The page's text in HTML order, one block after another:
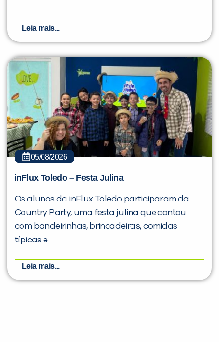
Leia mais...
05/08/2026
inFlux Toledo – Festa Julina
Os alunos da inFlux Toledo participaram da
Country Party, uma festa julina que contou
com bandeirinhas, brincadeiras, comidas
típicas e
Leia mais...